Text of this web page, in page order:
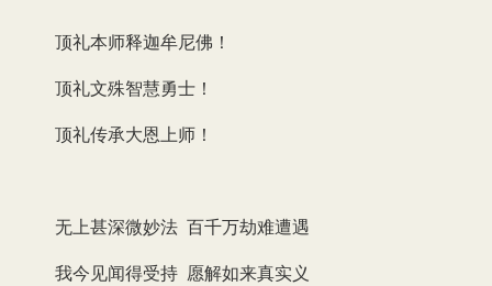
顶礼本师释迦牟尼佛！
顶礼文殊智慧勇士！
顶礼传承大恩上师！
无上甚深微妙法 百千万劫难遭遇
我今见闻得受持 愿解如来真实义